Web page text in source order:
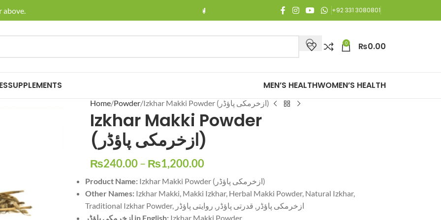
🚚 Enjoy Free Shipping on all orders of Rs. 3,000 or above.
+92 331 3080801
0 ₨0.00
SUPPLEMENTS MEN’S HEALTHWOMEN’S HEALTH
Home Powder Izkhar Makki Powder (ازخرمکی پاؤڈر)
Izkhar Makki Powder
(ازخرمکی پاؤڈر)
₨240.00– ₨1,200.00
Product Name:
Izkhar Makki Powder (ازخرمکی پاؤڈر)
Other Names: Izkhar Makki, Makki Izkhar, Herbal Makki Powder, Natural Izkhar,
Traditional Izkhar Powder, ازخرمکی پاؤڈر, قدرتی پاؤڈر, روایتی پاؤڈر
ازخرمکی پاؤڈر in English: Izkhar Makki Powder